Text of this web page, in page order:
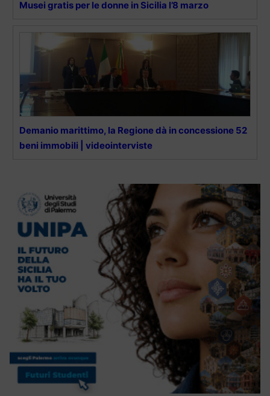
Musei gratis per le donne in Sicilia l’8 marzo
Demanio marittimo, la Regione dà in concessione 52
beni immobili | videointerviste